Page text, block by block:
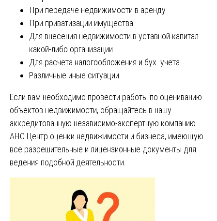
При передаче недвижимости в аренду.
При приватизации имущества.
Для внесения недвижимости в уставной капитал
какой-либо организации.
Для расчета налогообложения и бух. учета.
Различные иные ситуации.
Если вам необходимо провести работы по оцениванию
объектов недвижимости, обращайтесь в нашу
аккредитованную независимо-экспертную компанию
АНО Центр оценки недвижимости и бизнеса, имеющую
все разрешительные и лицензионные документы для
ведения подобной деятельности.